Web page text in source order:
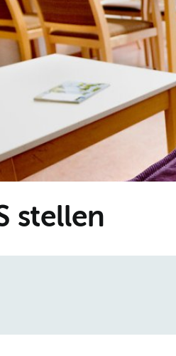
stellen